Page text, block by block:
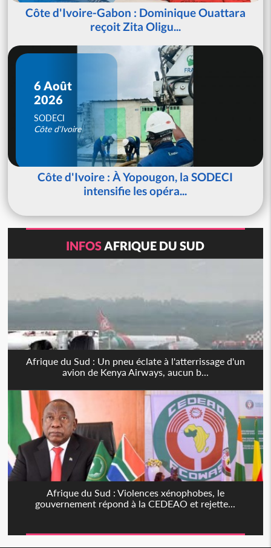
Côte d'Ivoire-Gabon : Dominique Ouattara
reçoit Zita Oligu...
6 Août
2026
SODECI
Côte d'Ivoire
Côte d'Ivoire : À Yopougon, la SODECI
intensifie les opéra...
INFOSAFRIQUE DU SUD
Afrique du Sud : Un pneu éclate à l'atterrissage d'un
avion de Kenya Airways, aucun b...
Afrique du Sud : Violences xénophobes, le
gouvernement répond à la CEDEAO et rejette...